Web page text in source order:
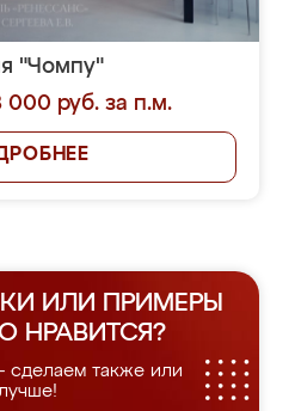
"Чомпу"
000 руб. за п.м.
ИЛИ ПРИМЕРЫ
НРАВИТСЯ?
сделаем также или